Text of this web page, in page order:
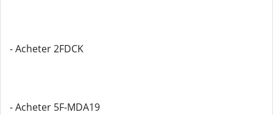
- Acheter 2FDCK
- Acheter 5F-MDA19